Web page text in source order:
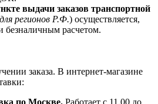
выдачи заказов транспортной
для регионов Р.Ф.) осуществляется,
безналичным расчетом.
заказа. В интернет-магазине
по Москве. Работает с 11.00 до